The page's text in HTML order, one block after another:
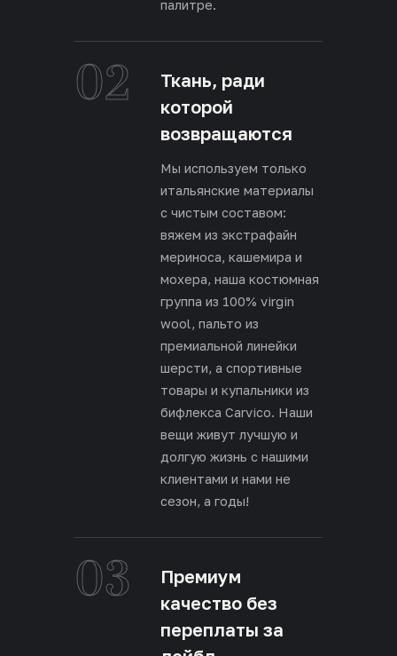
палитре.
02
Ткань, ради
которой
возвращаются
Мы используем только
итальянские материалы
с чистым составом:
вяжем из экстрафайн
мериноса, кашемира и
мохера, наша костюмная
группа из 100% virgin
wool, пальто из
премиальной линейки
шерсти, а спортивные
товары и купальники из
бифлекса Carvico. Наши
вещи живут лучшую и
долгую жизнь с нашими
клиентами и нами не
сезон, а годы!
03
Премиум
качество без
переплаты за